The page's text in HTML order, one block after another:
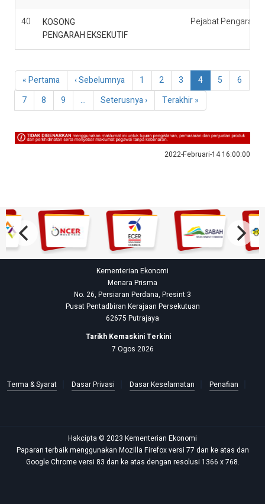
40
KOSONG
PENGARAH EKSEKUTIF
Pejabat Pengarah
Pagination
First
page
« Pertama
Previous
page
‹ Sebelumnya Page
1 Page
2 Page
3
Current
page
4 Page
5 Page
6
Page
7 Page
8 Page
9 …
Next
page
Seterusnya ›
Last
page
Terakhir »
2022-Februari-14 16:00:00
Kementerian Ekonomi
Menara Prisma
No. 26, Persiaran Perdana, Presint 3
Pusat Pentadbiran Kerajaan Persekutuan
62675 Putrajaya
Tarikh Kemaskini Terkini
7 Ogos 2026
Terma & Syarat Dasar Privasi Dasar Keselamatan Penafian
Hakcipta © 2023 Kementerian Ekonomi
Paparan terbaik menggunakan Mozilla Firefox versi 77 dan ke atas dan
Google Chrome versi 83 dan ke atas dengan resolusi 1366 x 768.